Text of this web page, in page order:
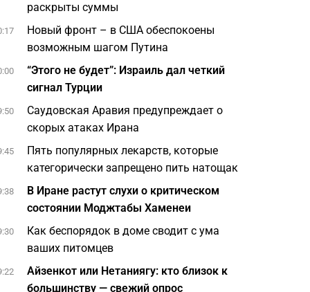
раскрыты суммы
Новый фронт – в США обеспокоены
возможным шагом Путина
“Этого не будет”: Израиль дал четкий
сигнал Турции
Саудовская Аравия предупреждает о
скорых атаках Ирана
Пять популярных лекарств, которые
категорически запрещено пить натощак
В Иране растут слухи о критическом
состоянии Моджтабы Хаменеи
Как беспорядок в доме сводит с ума
ваших питомцев
Айзенкот или Нетаниягу: кто близок к
большинству — свежий опрос